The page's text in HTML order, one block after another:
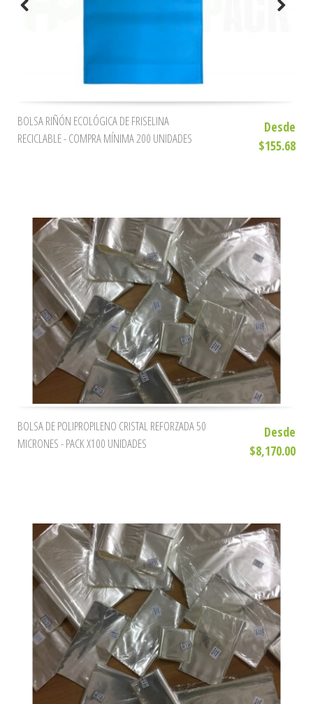
BOLSA RIÑÓN ECOLÓGICA DE FRISELINA
RECICLABLE - COMPRA MÍNIMA 200 UNIDADES
Desde
$155.68
BOLSA DE POLIPROPILENO CRISTAL REFORZADA 50
MICRONES - PACK X100 UNIDADES
Desde
$8,170.00